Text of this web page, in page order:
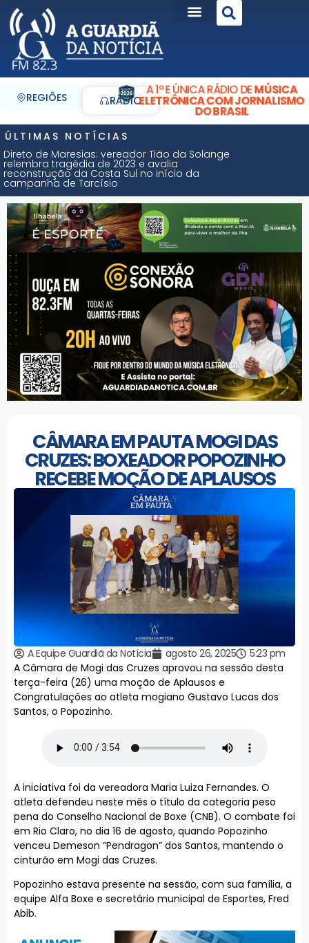
REGIÕES RÁDIO
A 1ª E ÚNICA RÁDIO DEMÚSICA
ELETRÔNICA COM JORNALISMO
DO BRASIL
ÚLTIMAS NOTÍCIAS
Direto de Maresias: vereador Tião da Solange
relembra tragédia de 2023 e avalia
reconstrução da Costa Sul no início da
campanha de Tarcísio
CÂMARA EM PAUTA MOGI DAS
CRUZES: BOXEADOR POPOZINHO
RECEBE MOÇÃO DE APLAUSOS
A Equipe Guardiã da Notícia agosto 26, 2025
5:23 pm
A Câmara de Mogi das Cruzes aprovou na sessão desta
terça-feira (26) uma moção de Aplausos e
Congratulações ao atleta mogiano Gustavo Lucas dos
Santos, o Popozinho.
A iniciativa foi da vereadora Maria Luiza Fernandes. O
atleta defendeu neste mês o título da categoria peso
pena do Conselho Nacional de Boxe (CNB). O combate foi
em Rio Claro, no dia 16 de agosto, quando Popozinho
venceu Demeson “Pendragon” dos Santos, mantendo o
cinturão em Mogi das Cruzes.
Popozinho estava presente na sessão, com sua família, a
equipe Alfa Boxe e secretário municipal de Esportes, Fred
Abib.